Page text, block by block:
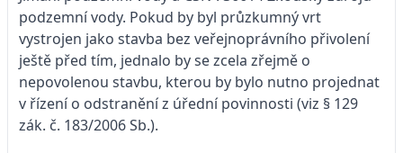
podzemní vody. Pokud by byl průzkumný vrt
vystrojen jako stavba bez veřejnoprávního přivolení
ještě před tím, jednalo by se zcela zřejmě o
nepovolenou stavbu, kterou by bylo nutno projednat
v řízení o odstranění z úřední povinnosti (viz § 129
zák. č. 183/2006 Sb.).